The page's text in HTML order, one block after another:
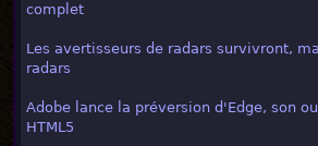
complet
Les avertisseurs de radars survivront,
radars
Adobe lance la préversion d'Edge, son
HTML5